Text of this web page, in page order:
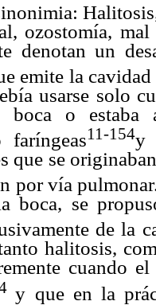
ozostomía,
denotan un
emite la
usarse solo
o estaba
faríngeas11-154y
que se
por vía
boca, se
de la
halitosis,
cuando
y que en la